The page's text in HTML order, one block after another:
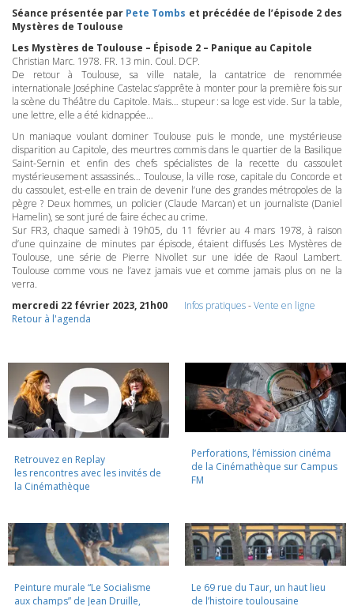
Séance présentée par Pete Tombs et précédée de l’épisode 2 des
Mystères de Toulouse
Les Mystères de Toulouse – Épisode 2 – Panique au Capitole
Christian Marc. 1978. FR. 13 min. Coul. DCP.
De retour à Toulouse, sa ville natale, la cantatrice de renommée
internationale Joséphine Castelac s’apprête à monter pour la première fois sur
la scène du Théâtre du Capitole. Mais… stupeur : sa loge est vide. Sur la table,
une lettre, elle a été kidnappée…
Un maniaque voulant dominer Toulouse puis le monde, une mystérieuse
disparition au Capitole, des meurtres commis dans le quartier de la Basilique
Saint-Sernin et enfin des chefs spécialistes de la recette du cassoulet
mystérieusement assassinés… Toulouse, la ville rose, capitale du Concorde et
du cassoulet, est-elle en train de devenir l’une des grandes métropoles de la
pègre ? Deux hommes, un policier (Claude Marcan) et un journaliste (Daniel
Hamelin), se sont juré de faire échec au crime.
Sur FR3, chaque samedi à 19h05, du 11 février au 4 mars 1978, à raison
d’une quinzaine de minutes par épisode, étaient diffusés Les Mystères de
Toulouse, une série de Pierre Nivollet sur une idée de Raoul Lambert.
Toulouse comme vous ne l’avez jamais vue et comme jamais plus on ne la
verra.
mercredi 22 février 2023, 21h00
Infos pratiques-Vente en ligne
Retour à l'agenda
Retrouvez en Replay
les rencontres avec les invités de
la Cinémathèque
Perforations, l’émission cinéma
de la Cinémathèque sur Campus
FM
Peinture murale “Le Socialisme
aux champs” de Jean Druille,
Le 69 rue du Taur, un haut lieu
de l’histoire toulousaine